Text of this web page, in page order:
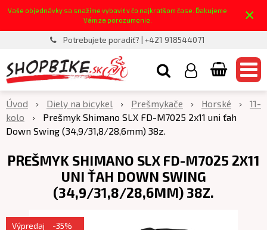
Vaše objednávky sa snažíme vybaviť v čo najkratšom čase. Ďakujeme
Vám za porozumenie.
×
Potrebujete poradiť? | +421 918544071
Úvod Diely na bicykel Prešmykače Horské
11-
kolo
Prešmyk Shimano SLX FD-M7025 2x11 uni ťah
Down Swing (34,9/31,8/28,6mm) 38z.
PREŠMYK SHIMANO SLX FD-M7025 2X11
UNI ŤAH DOWN SWING
(34,9/31,8/28,6MM) 38Z.
Výpredaj -35%